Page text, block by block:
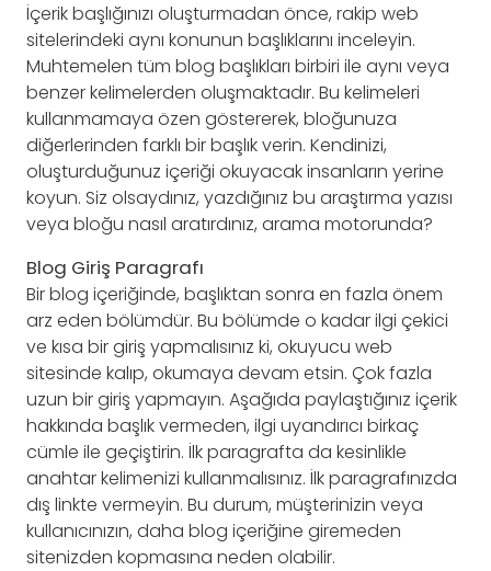
İçerik başlığınızı oluşturmadan önce, rakip web
sitelerindeki aynı konunun başlıklarını inceleyin.
Muhtemelen tüm blog başlıkları birbiri ile aynı veya
benzer kelimelerden oluşmaktadır. Bu kelimeleri
kullanmamaya özen göstererek, bloğunuza
diğerlerinden farklı bir başlık verin. Kendinizi,
oluşturduğunuz içeriği okuyacak insanların yerine
koyun. Siz olsaydınız, yazdığınız bu araştırma yazısı
veya bloğu nasıl aratırdınız, arama motorunda?
Blog Giriş Paragrafı
Bir blog içeriğinde, başlıktan sonra en fazla önem
arz eden bölümdür. Bu bölümde o kadar ilgi çekici
ve kısa bir giriş yapmalısınız ki, okuyucu web
sitesinde kalıp, okumaya devam etsin. Çok fazla
uzun bir giriş yapmayın. Aşağıda paylaştığınız içerik
hakkında başlık vermeden, ilgi uyandırıcı birkaç
cümle ile geçiştirin. İlk paragrafta da kesinlikle
anahtar kelimenizi kullanmalısınız. İlk paragrafınızda
dış linkte vermeyin. Bu durum, müşterinizin veya
kullanıcınızın, daha blog içeriğine giremeden
sitenizden kopmasına neden olabilir.